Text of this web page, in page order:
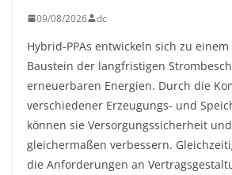
09/08/2026 dc
Hybrid-PPAs entwickeln sich zu
Baustein der langfristigen
erneuerbaren Energien. Durch die
verschiedener Erzeugungs- und
können sie Versorgungssicherheit
gleichermaßen verbessern.
die Anforderungen an